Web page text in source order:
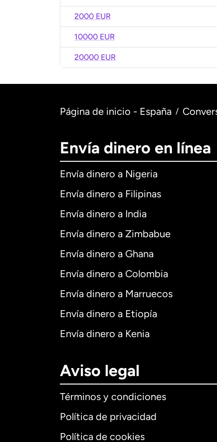
2000 EUR
10000 EUR
20000 EUR
Página de inicio - España /
Envía dinero en línea
Envía dinero a Nigeria
Envía dinero a Filipinas
Envía dinero a India
Envía dinero a Zimbabue
Envía dinero a Ghana
Envía dinero a Colombia
Envía dinero a Marruecos
Envía dinero a Etiopía
Envía dinero a Kenia
Aviso legal
Términos y condiciones
Política de privacidad
Política de cookies